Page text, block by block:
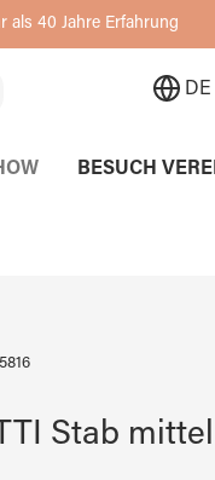
als 40 Jahre Erfahrung
DE
BESUCH
Stab